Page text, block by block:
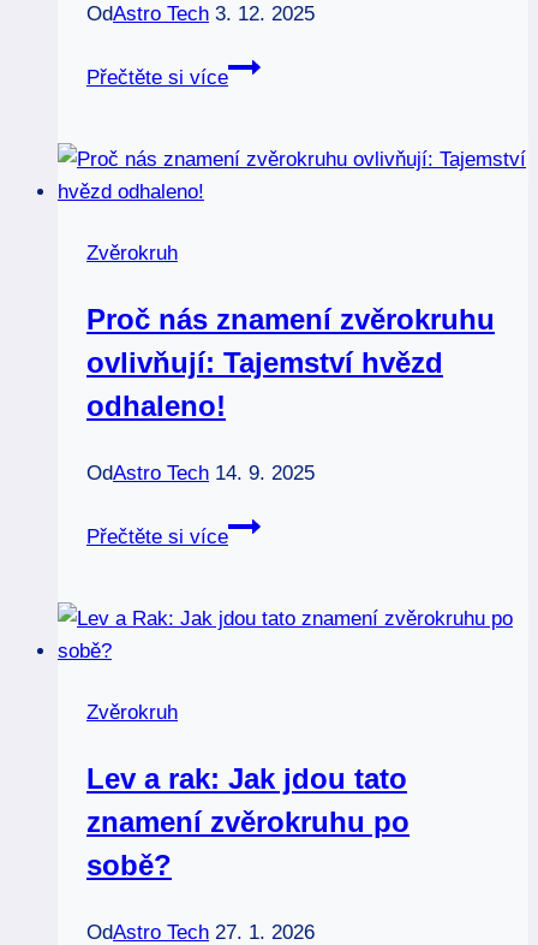
OdAstro Tech 3. 12. 2025
Přečtěte si více
Ohnivá
Síla
Zvěrokruh
Proč nás znamení zvěrokruhu
ovlivňují: Tajemství hvězd
odhaleno!
OdAstro Tech 14. 9. 2025
Přečtěte si více
Proč
zvěrokruhu
Zvěrokruh
Lev a rak: Jak jdou tato
znamení zvěrokruhu po
sobě?
OdAstro Tech 27. 1. 2026